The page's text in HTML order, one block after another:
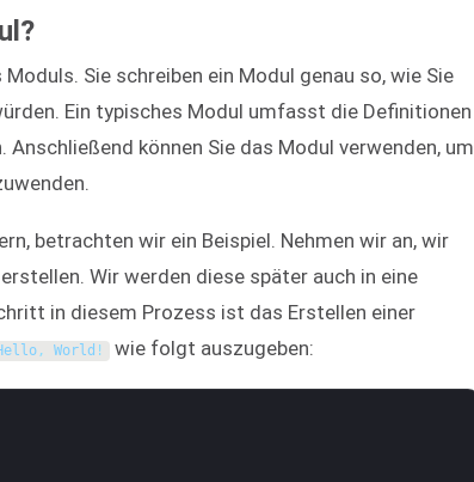
Sie schreiben ein Modul genau so, wie Sie
Ein typisches Modul umfasst die Definitionen
Anschließend können Sie das Modul verwenden, um
betrachten wir ein Beispiel. Nehmen wir an, wir
Wir werden diese später auch in eine
in diesem Prozess ist das Erstellen einer
, World ! wie folgt auszugeben: